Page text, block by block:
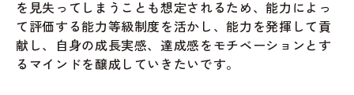
を見失ってしまうことも想定されるため、能力によっ
て評価する能力等級制度を活かし、能力を発揮して貢
献し、自身の成長実感、達成感をモチベーションとす
るマインドを醸成していきたいです。